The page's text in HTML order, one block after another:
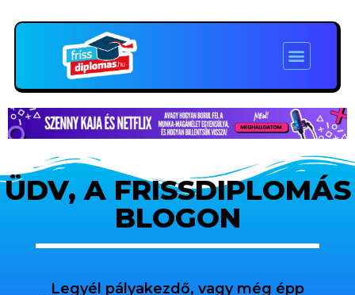
ÜDV, A FRISSDIPLOMÁS
BLOGON
Legyél pályakezdő, vagy még épp